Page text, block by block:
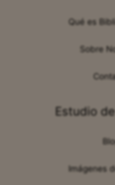
Qué es
Sobre
Estudio
Imágenes